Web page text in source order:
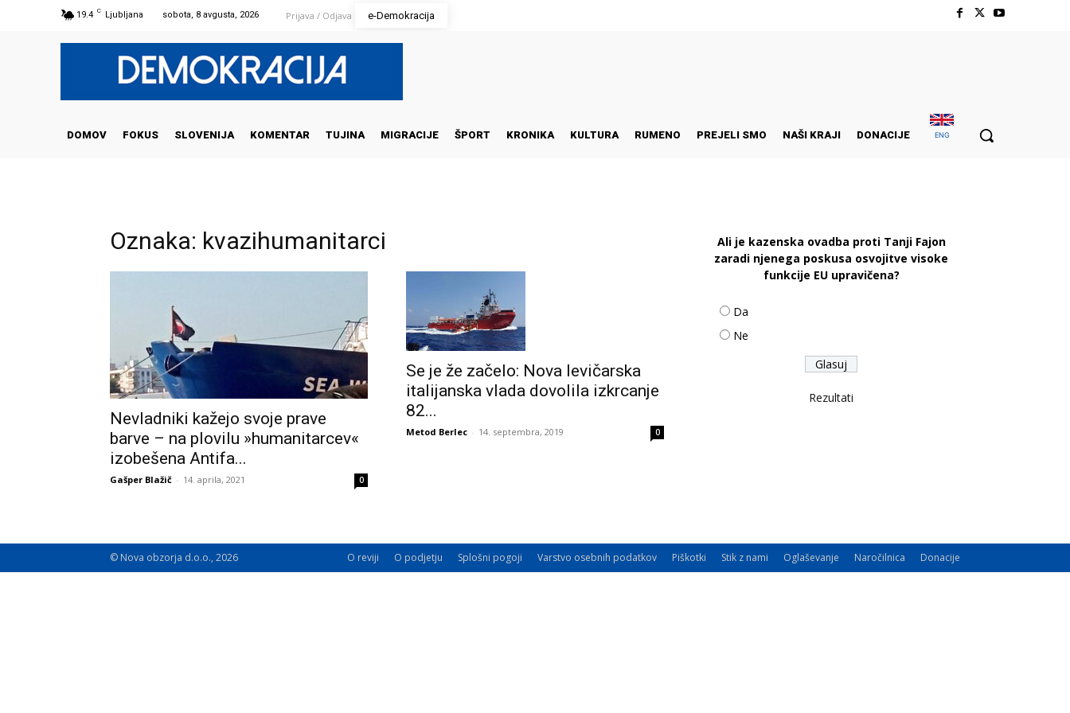
19.4 C Ljubljana sobota, 8 avgusta, 2026 Prijava / Odjava e-Demokracija
DOMOV FOKUS SLOVENIJA KOMENTAR TUJINA MIGRACIJE ŠPORT KRONIKA KULTURA RUMENO PREJELI SMO NAŠI KRAJI DONACIJE ENG
Oznaka: kvazihumanitarci
Nevladniki kažejo svoje prave
barve – na plovilu »humanitarcev«
izobešena Antifa...
Gašper Blažič - 14. aprila, 2021 0
Se je že začelo: Nova levičarska
italijanska vlada dovolila izkrcanje
82...
Metod Berlec - 14. septembra, 2019 0
Ali je kazenska ovadba proti Tanji Fajon
zaradi njenega poskusa osvojitve visoke
funkcije EU upravičena?
Da
Ne
Rezultati
O reviji O podjetju Splošni pogoji Varstvo osebnih podatkov Piškotki Stik z nami Oglaševanje Naročilnica Donacije
© Nova obzorja d.o.o., 2026